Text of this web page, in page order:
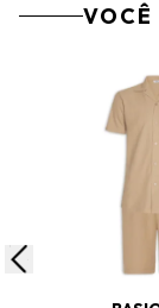
VOCÊ
ADICIONAR